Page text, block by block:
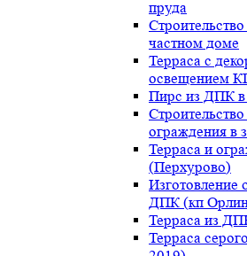
пруда
частном доме
Терраса с
освещением
Пирс из ДПК в
ограждения в
Терраса и
(Перхурово)
Изготовление
ДПК (кп
Терраса из
Терраса